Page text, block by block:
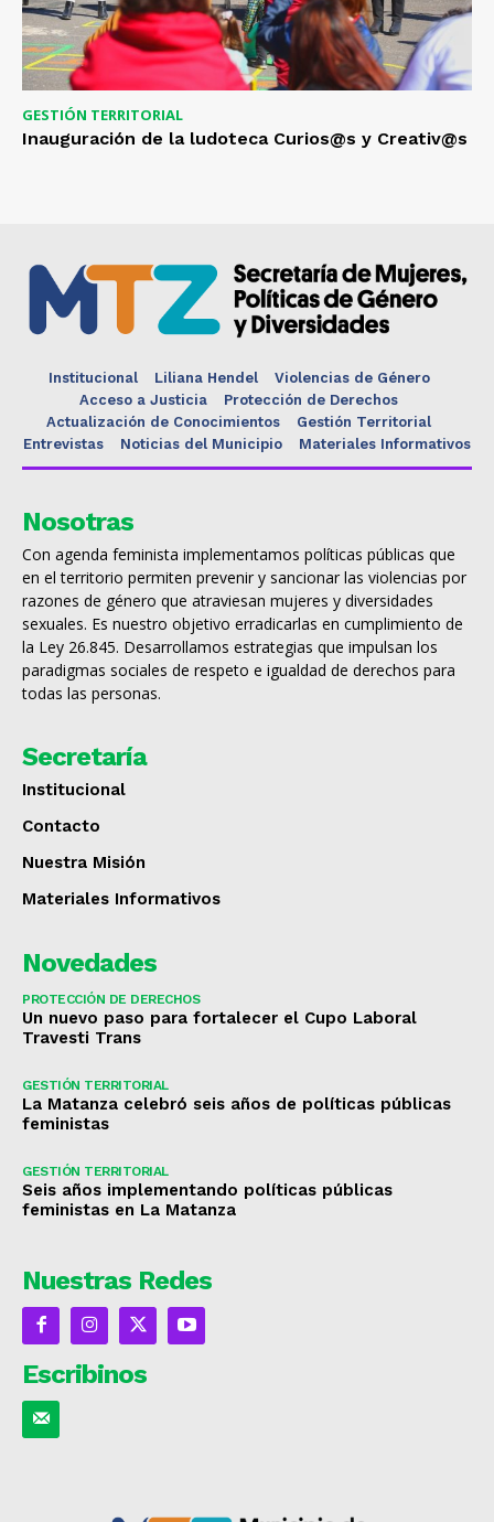
GESTIÓN TERRITORIAL
Inauguración de la ludoteca Curios@s y Creativ@s
Institucional Liliana Hendel
Violencias de Género
Acceso a Justicia
Protección de Derechos
Actualización de Conocimientos
Gestión Territorial
Entrevistas
Noticias del Municipio Materiales Informativos
Nosotras
Con agenda feminista implementamos políticas públicas que
en el territorio permiten prevenir y sancionar las violencias por
razones de género que atraviesan mujeres y diversidades
sexuales. Es nuestro objetivo erradicarlas en cumplimiento de
la Ley 26.845. Desarrollamos estrategias que impulsan los
paradigmas sociales de respeto e igualdad de derechos para
todas las personas.
Secretaría
Institucional
Contacto
Nuestra Misión
Materiales Informativos
Novedades
PROTECCIÓN DE DERECHOS
Un nuevo paso para fortalecer el Cupo Laboral
Travesti Trans
GESTIÓN TERRITORIAL
La Matanza celebró seis años de políticas públicas
feministas
GESTIÓN TERRITORIAL
Seis años implementando políticas públicas
feministas en La Matanza
Nuestras Redes
Escribinos